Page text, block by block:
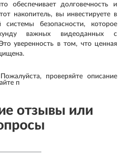
обеспечивает долговечность и
накопитель, вы инвестируете в
системы безопасности, которое
важных видеоданных с
уверенность в том, что ценная
проверяйте описание
п
отзывы или